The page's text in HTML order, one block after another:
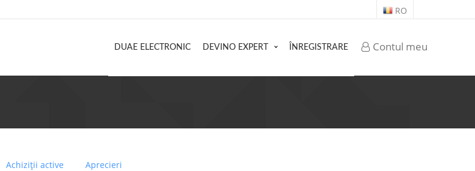
RO
Contul meu
DUAE ELECTRONIC DEVINO EXPERT ÎNREGISTRARE
Achiziții active Aprecieri